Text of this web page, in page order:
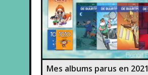
Mes albums parus en 2021